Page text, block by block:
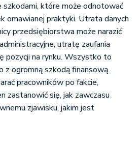
szkodami, które może odnotować
omawianej praktyki. Utrata danych
przedsiębiorstwa może narazić
utratę zaufania
na rynku. Wszystko to
z ogromną szkodą finansową.
pracowników po fakcie,
zastanowić się, jak zawczasu
zjawisku, jakim jest